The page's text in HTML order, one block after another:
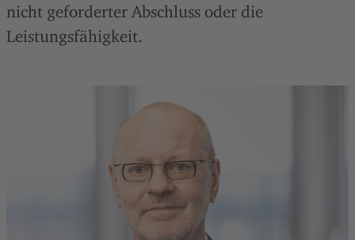
nicht geforderter Abschluss oder die
Leistungsfähigkeit.